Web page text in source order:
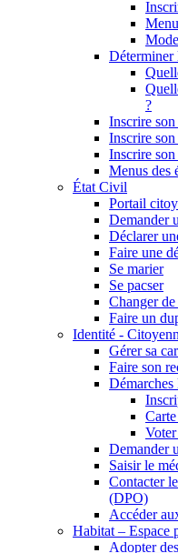
Déterminer
?
Inscrire
Inscrire
Inscrire
Menus des
État Civil
Portail
Demander
Déclarer
Faire une
Se marier
Se pacser
Changer
Faire un
Identité -
Gérer sa
Faire son
Démarches
Demander
Saisir le
Contacter
(DPO)
Accéder
Habitat – Espace
Adopter